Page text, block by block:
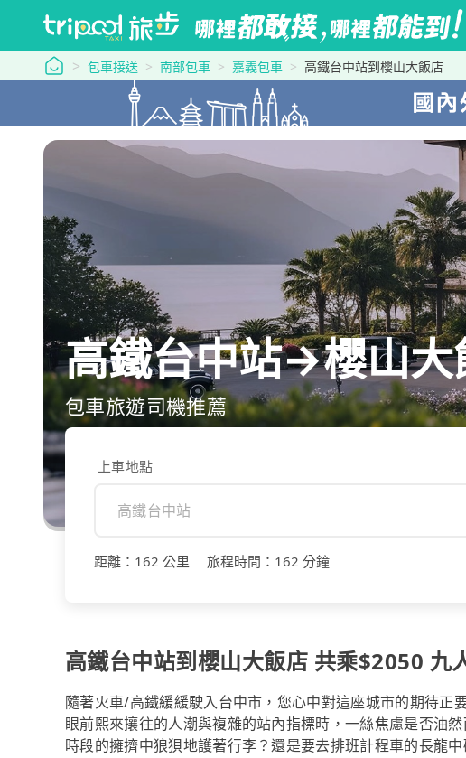
tripool 旅步
包車接送 南部包車 嘉義包車 高鐵台中站到櫻山大飯店
高鐵台中站→櫻山
包車旅遊司機推薦
上車地點
距離 ： 162 公里 旅程時間 ： 162 分鐘
高鐵台中站到櫻山大飯店 共乘$2050 九
隨著火車/高鐵緩緩駛入台中市，您心中對這座城市的期待正
眼前熙來攘往的人潮與複雜的站內指標時，一絲焦慮是否油
時段的擁擠中狼狽地護著行李？還是要去排班計程車的長龍